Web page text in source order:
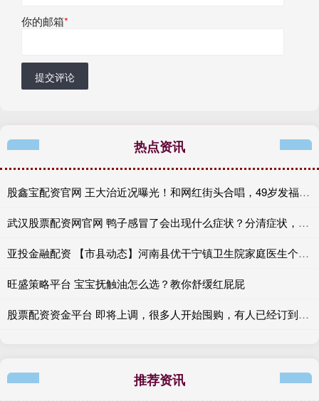
你的邮箱*
提交评论
热点资讯
股鑫宝配资官网 王大治近况曝光！和网红街头合唱，49岁发福变胖，和以前判若两人
武汉股票配资网官网 鸭子感冒了会出现什么症状？分清症状，早治早好
亚投金融配资 【市县动态】河南县优干宁镇卫生院家庭医生个性化签约，全方位康养
旺盛策略平台 宝宝抚触油怎么选？教你舒缓红屁屁
股票配资资金平台 即将上调，很多人开始囤购，有人已经订到12月，“能买的都买了”
推荐资讯